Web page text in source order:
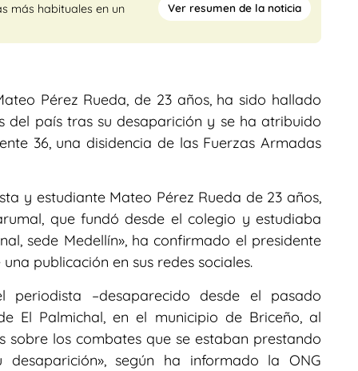
más habituales en un Ver resumen de la noticia
Pérez Rueda, de 23 años, ha sido hallado
del país tras su desaparición y se ha atribuido
36, una disidencia de las Fuerzas Armadas
y estudiante Mateo Pérez Rueda de 23 años,
que fundó desde el colegio y estudiaba
sede Medellín», ha confirmado el presidente
publicación en sus redes sociales.
periodista –desaparecido desde el pasado
El Palmichal, en el municipio de Briceño, al
sobre los combates que se estaban prestando
según ha informado la ONG